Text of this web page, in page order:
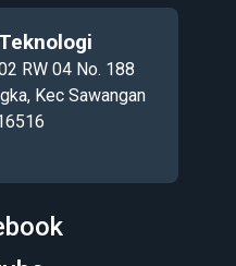
RW 04 No. 188
Kec Sawangan